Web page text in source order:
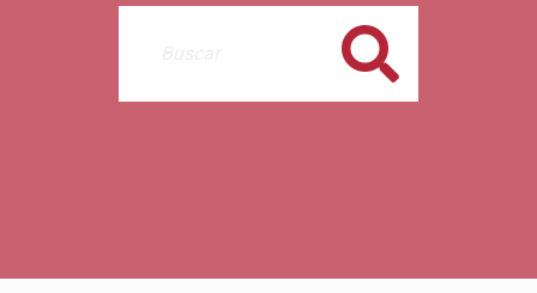
Buscar